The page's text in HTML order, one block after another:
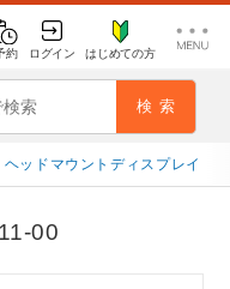
約 ログイン はじめての方
ヘッドマウントディスプレイ
00